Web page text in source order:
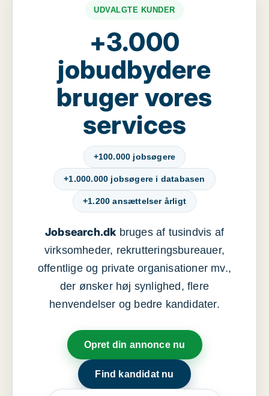
UDVALGTE KUNDER
+3.000
jobudbydere
bruger vores
services
+100.000 jobsøgere
+1.000.000 jobsøgere i databasen
+1.200 ansættelser årligt
Jobsearch.dkbruges af tusindvis af
virksomheder, rekrutteringsbureauer,
offentlige og private organisationer mv.,
der ønsker høj synlighed, flere
henvendelser og bedre kandidater.
Opret din annonce nu
Find kandidat nu